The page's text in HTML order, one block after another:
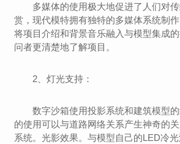
多媒体的使用极大地促进了人们对
赏，现代模特拥有独特的多媒体系统制
将项目介绍和背景音乐融入与模型集成
问者更清楚地了解项目。
2、灯光支持：
数字沙箱使用投影系统和建筑模型
的使用可以与道路网络关系产生神奇的
系统。光影效果。与模型自己的LED冷